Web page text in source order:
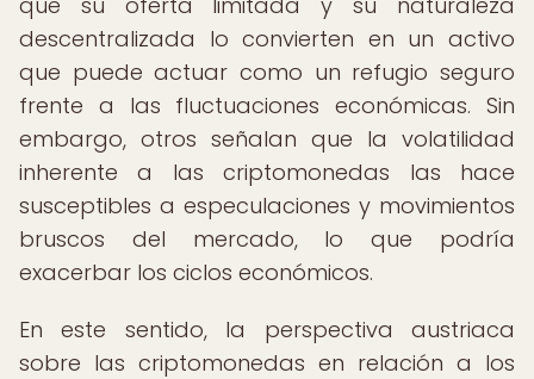
descentralizada lo convierten en un activo
que puede actuar como un refugio seguro
frente a las fluctuaciones económicas. Sin
embargo, otros señalan que la volatilidad
inherente a las criptomonedas las hace
susceptibles a especulaciones y movimientos
bruscos del mercado, lo que podría
exacerbar los ciclos económicos.
En este sentido, la perspectiva austriaca
sobre las criptomonedas en relación a los